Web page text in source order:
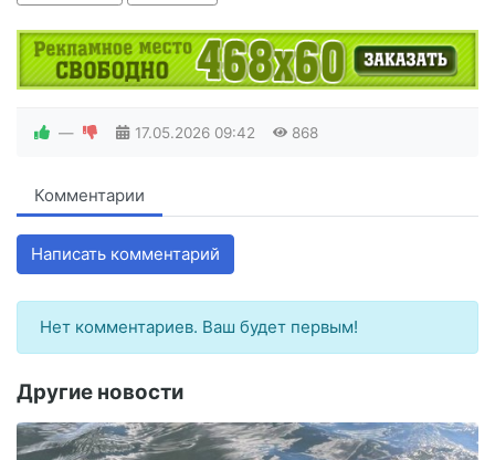
— 17.05.2026 09:42 868
Комментарии
Написать комментарий
Нет комментариев. Ваш будет первым!
Другие новости